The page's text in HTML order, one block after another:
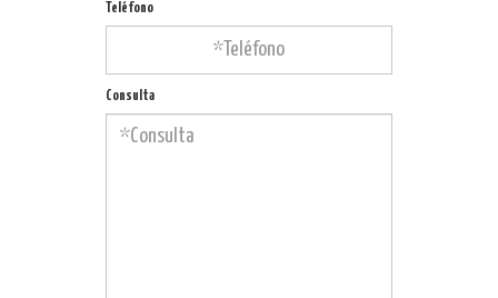
Teléfono
Consulta